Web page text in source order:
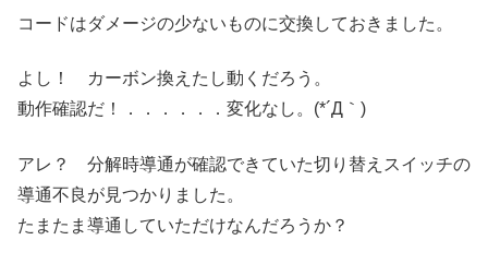
コードはダメージの少ないものに交換しておきました。
よし！ カーボン換えたし動くだろう。
動作確認だ！．．．．．．変化なし。(*´Д｀)
アレ？ 分解時導通が確認できていた切り替えスイッチの
導通不良が見つかりました。
たまたま導通していただけなんだろうか？